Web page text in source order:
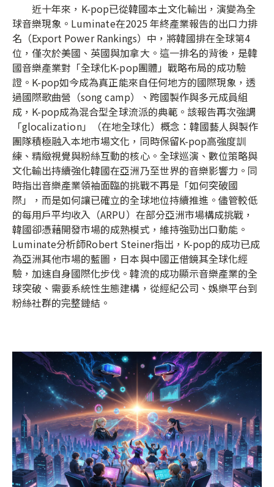
近十年來，K-pop已從韓國本土文化輸出，演變為全
球音樂現象。Luminate在2025 年終產業報告的出口力排
名（Export Power Rankings）中，將韓國排在全球第4
位，僅次於美國、英國與加拿大。這一排名的背後，是韓
國音樂產業對「全球化K-pop團體」戰略布局的成功驗
證。K-pop如今成為真正能來自任何地方的國際現象，透
過國際歌曲營（song camp）、跨國製作與多元成員組
成，K-pop成為混合型全球流派的典範。該報告再次強調
「glocalization」（在地全球化）概念：韓國藝人與製作
團隊積極融入本地市場文化，同時保留K-pop高強度訓
練、精緻視覺與粉絲互動的核心。全球巡演、數位策略與
文化輸出持續強化韓國在亞洲乃至世界的音樂影響力。同
時指出音樂產業領袖面臨的挑戰不再是「如何突破國
際」，而是如何讓已確立的全球地位持續推進。儘管較低
的每用戶平均收入（ARPU）在部分亞洲市場構成挑戰，
韓國卻憑藉開發市場的成熟模式，維持強勁出口動能。
Luminate分析師Robert Steiner指出，K-pop的成功已成
為亞洲其他市場的藍圖，日本與中國正借鏡其全球化經
驗，加速自身國際化步伐。韓流的成功顯示音樂產業的全
球突破、需要系統性生態建構，從經紀公司、娛樂平台到
粉絲社群的完整鏈結。